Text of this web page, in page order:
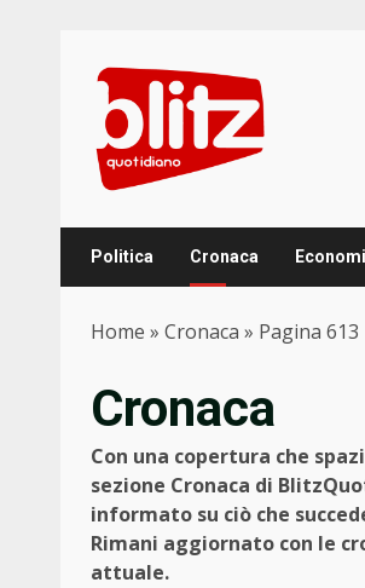
content
Politica Cronaca
Home » Cronaca » Pagina 613
Cronaca
Con una copertura che
sezione Cronaca di
informato su ciò che
Rimani aggiornato con le
attuale.